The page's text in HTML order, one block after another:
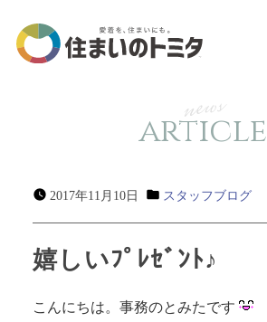
news
article
2017年11月10日 スタッフブログ
嬉しいﾌﾟﾚｾﾞﾝﾄ♪
こんにちは。事務のとみたです